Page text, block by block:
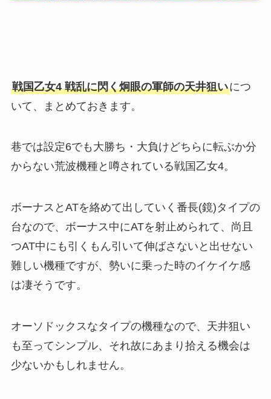
戦国乙女4 戦乱に閃く炯眼の軍師の天井狙いにつ
いて、まとめておきます。
巷では設定6でも大勝ち・大負けどちらに転ぶか分
からない荒波機種と噂されている戦国乙女4。
ボーナスとATを絡めて出していく番長(鏡)タイプの
台なので、ボーナス中にATを射止められて、尚且
つAT中にも引くもん引いて伸ばさないと出せない
難しい機種ですが、勢いに乗った時のイケイケ感
は凄そうです。
オーソドックスなタイプの機種なので、天井狙い
も至ってシンプル、それ故にあまり拾える機会は
少ないかもしれません。